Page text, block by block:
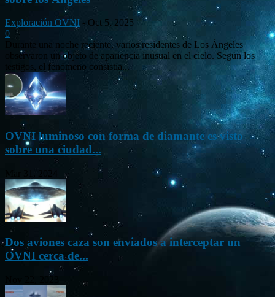
Exploración OVNI - Oct 5, 2025
0
Durante una noche reciente, varios residentes de Los Ángeles
observaron un objeto de apariencia inusual en el cielo. Según los
testigos, el fenómeno consistía...
OVNI luminoso con forma de diamante es visto
sobre una ciudad...
Dos aviones caza son enviados a interceptar un
OVNI cerca de...
Nov 22, 2023